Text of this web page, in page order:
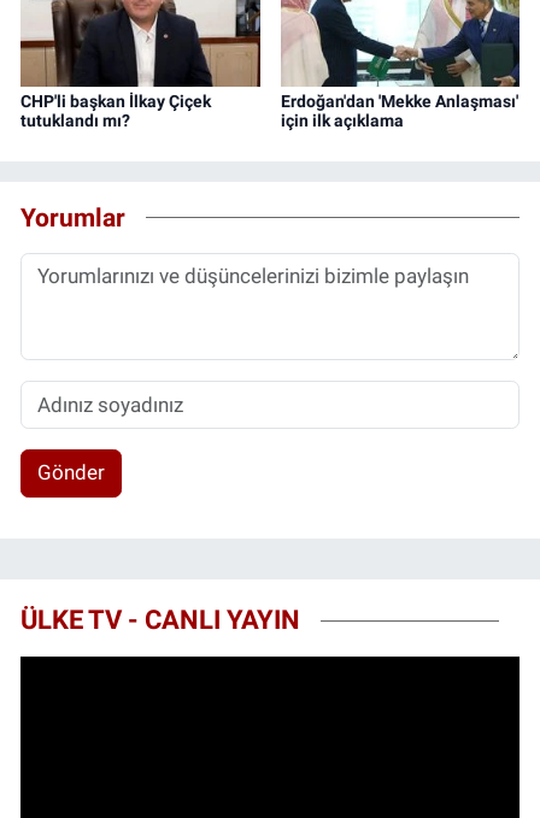
CHP'li başkan İlkay Çiçek
tutuklandı mı?
Erdoğan'dan 'Mekke Anlaşması'
için ilk açıklama
Yorumlar
Gönder
ÜLKE TV - CANLI YAYIN